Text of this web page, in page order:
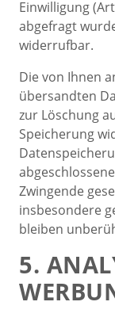
Einwilligung
abgefragt
widerrufbar.
Die von Ihnen
übersandten
zur Löschung
Speicherung
Zwingende
insbesondere
bleiben
5.